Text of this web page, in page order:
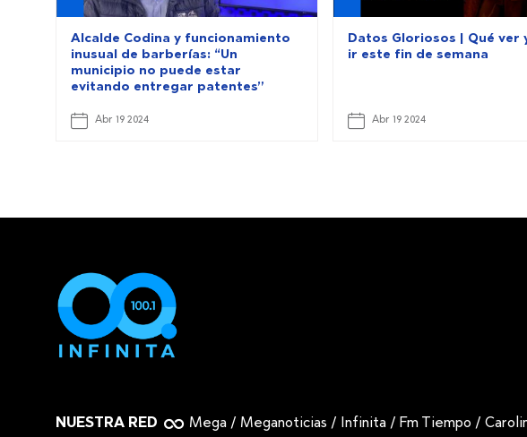
Alcalde Codina y funcionamiento
inusual de barberías: “Un
municipio no puede estar
evitando entregar patentes”
Abr 19 2024
Datos Gloriosos | Qué ver
ir este fin de semana
Abr 19 2024
NUESTRA RED Mega / Meganoticias / Infinita /Fm Tiempo /